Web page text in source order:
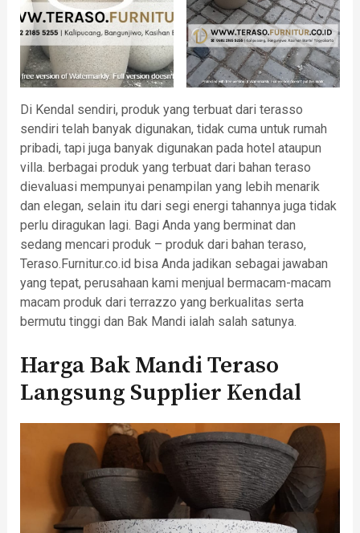
Di Kendal sendiri, produk yang terbuat dari terasso
sendiri telah banyak digunakan, tidak cuma untuk rumah
pribadi, tapi juga banyak digunakan pada hotel ataupun
villa. berbagai produk yang terbuat dari bahan teraso
dievaluasi mempunyai penampilan yang lebih menarik
dan elegan, selain itu dari segi energi tahannya juga tidak
perlu diragukan lagi. Bagi Anda yang berminat dan
sedang mencari produk – produk dari bahan teraso,
Teraso.Furnitur.co.id bisa Anda jadikan sebagai jawaban
yang tepat, perusahaan kami menjual bermacam-macam
macam produk dari terrazzo yang berkualitas serta
bermutu tinggi dan Bak Mandi ialah salah satunya.
Harga Bak Mandi Teraso
Langsung Supplier Kendal